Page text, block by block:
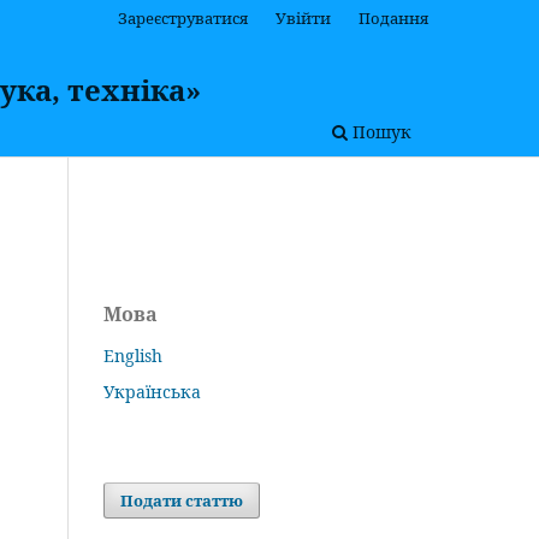
техніка»
Пошук
Зареєструватися Увійти Подання
Мова
English
Українська
Подати статтю